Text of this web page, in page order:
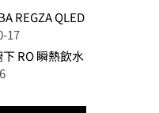
REGZA QLED
17
RO 瞬熱飲水